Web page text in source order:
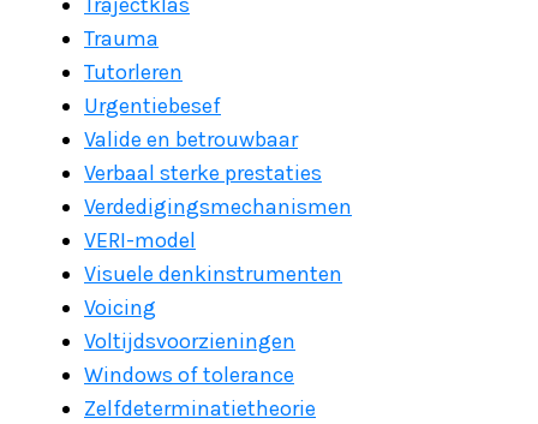
Trajectklas
Trauma
Tutorleren
Urgentiebesef
Valide en betrouwbaar
Verbaal sterke prestaties
Verdedigingsmechanismen
VERI-model
Visuele denkinstrumenten
Voicing
Voltijdsvoorzieningen
Windows of tolerance
Zelfdeterminatietheorie